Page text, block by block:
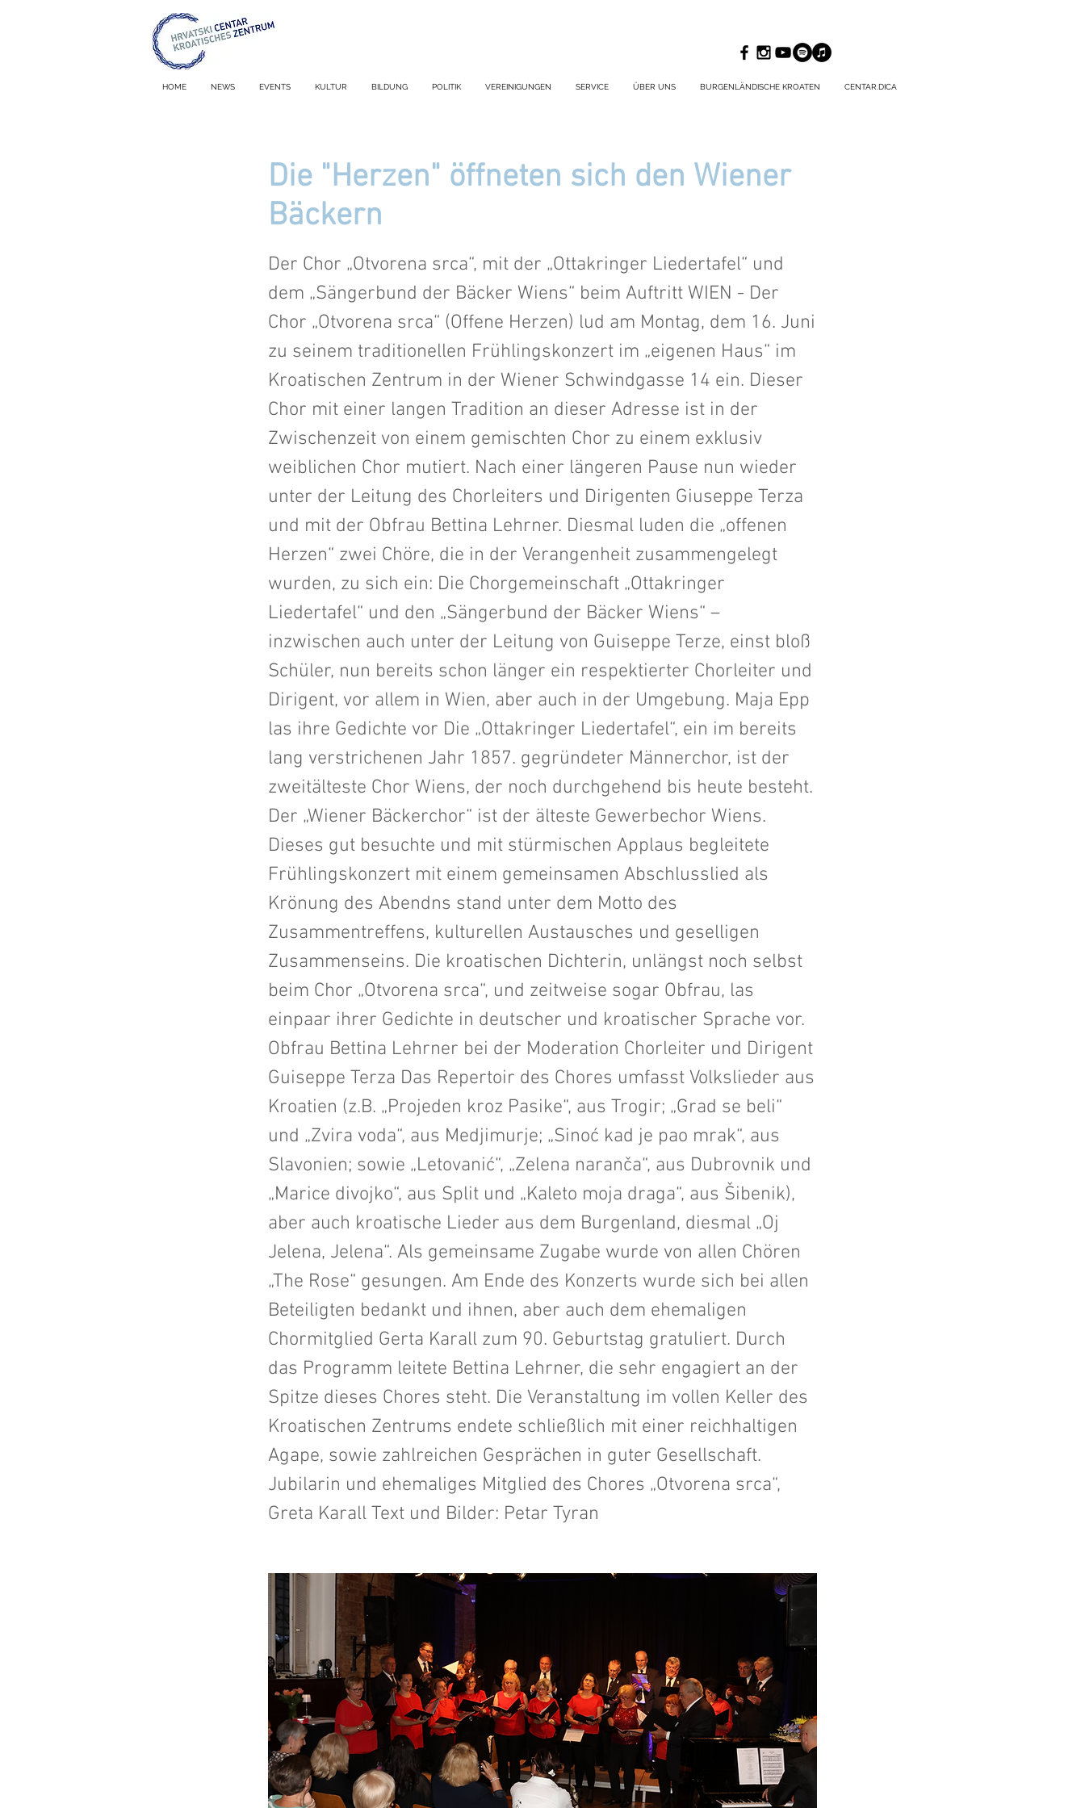
HOME NEWS EVENTS KULTUR BILDUNG POLITIK VEREINIGUNGEN SERVICE ÜBER UNS BURGENLÄNDISCHE KROATEN CENTAR.DICA
Die "Herzen" öffneten sich den Wiener
Bäckern
Der Chor „Otvorena srca“, mit der „Ottakringer Liedertafel“ und
dem „Sängerbund der Bäcker Wiens“ beim Auftritt WIEN - Der
Chor „Otvorena srca“ (Offene Herzen) lud am Montag, dem 16. Juni
zu seinem traditionellen Frühlingskonzert im „eigenen Haus“ im
Kroatischen Zentrum in der Wiener Schwindgasse 14 ein. Dieser
Chor mit einer langen Tradition an dieser Adresse ist in der
Zwischenzeit von einem gemischten Chor zu einem exklusiv
weiblichen Chor mutiert. Nach einer längeren Pause nun wieder
unter der Leitung des Chorleiters und Dirigenten Giuseppe Terza
und mit der Obfrau Bettina Lehrner. Diesmal luden die „offenen
Herzen“ zwei Chöre, die in der Verangenheit zusammengelegt
wurden, zu sich ein: Die Chorgemeinschaft „Ottakringer
Liedertafel“ und den „Sängerbund der Bäcker Wiens“ –
inzwischen auch unter der Leitung von Guiseppe Terze, einst bloß
Schüler, nun bereits schon länger ein respektierter Chorleiter und
Dirigent, vor allem in Wien, aber auch in der Umgebung. Maja Epp
las ihre Gedichte vor Die „Ottakringer Liedertafel“, ein im bereits
lang verstrichenen Jahr 1857. gegründeter Männerchor, ist der
zweitälteste Chor Wiens, der noch durchgehend bis heute besteht.
Der „Wiener Bäckerchor“ ist der älteste Gewerbechor Wiens.
Dieses gut besuchte und mit stürmischen Applaus begleitete
Frühlingskonzert mit einem gemeinsamen Abschlusslied als
Krönung des Abendns stand unter dem Motto des
Zusammentreffens, kulturellen Austausches und geselligen
Zusammenseins. Die kroatischen Dichterin, unlängst noch selbst
beim Chor „Otvorena srca“, und zeitweise sogar Obfrau, las
einpaar ihrer Gedichte in deutscher und kroatischer Sprache vor.
Obfrau Bettina Lehrner bei der Moderation Chorleiter und Dirigent
Guiseppe Terza Das Repertoir des Chores umfasst Volkslieder aus
Kroatien (z.B. „Projeden kroz Pasike“, aus Trogir; „Grad se beli“
und „Zvira voda“, aus Medjimurje; „Sinoć kad je pao mrak“, aus
Slavonien; sowie „Letovanić“, „Zelena naranča“, aus Dubrovnik und
„Marice divojko“, aus Split und „Kaleto moja draga“, aus Šibenik),
aber auch kroatische Lieder aus dem Burgenland, diesmal „Oj
Jelena, Jelena“. Als gemeinsame Zugabe wurde von allen Chören
„The Rose“ gesungen. Am Ende des Konzerts wurde sich bei allen
Beteiligten bedankt und ihnen, aber auch dem ehemaligen
Chormitglied Gerta Karall zum 90. Geburtstag gratuliert. Durch
das Programm leitete Bettina Lehrner, die sehr engagiert an der
Spitze dieses Chores steht. Die Veranstaltung im vollen Keller des
Kroatischen Zentrums endete schließlich mit einer reichhaltigen
Agape, sowie zahlreichen Gesprächen in guter Gesellschaft.
Jubilarin und ehemaliges Mitglied des Chores „Otvorena srca“,
Greta Karall Text und Bilder: Petar Tyran